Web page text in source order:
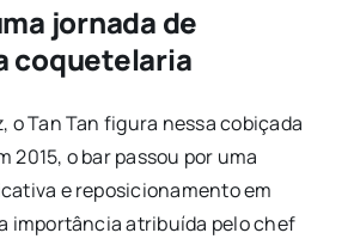
jornada de
coquetelaria
o Tan Tan figura nessa cobiçada
2015, o bar passou por uma
e reposicionamento em
importância atribuída pelo chef